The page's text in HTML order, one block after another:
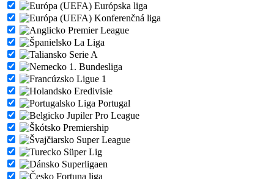
Európska liga
Konferenčná liga
Premier League
La Liga
Serie A
1. Bundesliga
Ligue 1
Eredivisie
Liga Portugal
Jupiler Pro League
Premiership
Super League
Süper Lig
Superligaen
Fortuna liga